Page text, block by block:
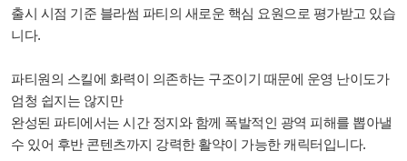
출시 시점 기준 블라썸 파티의 새로운 핵심 요원으로 평가받고 있습
니다.
파티원의 스킬에 화력이 의존하는 구조이기 때문에 운영 난이도가
엄청 쉽지는 않지만
완성된 파티에서는 시간 정지와 함께 폭발적인 광역 피해를 뽑아낼
수 있어 후반 콘텐츠까지 강력한 활약이 가능한 캐릭터입니다.